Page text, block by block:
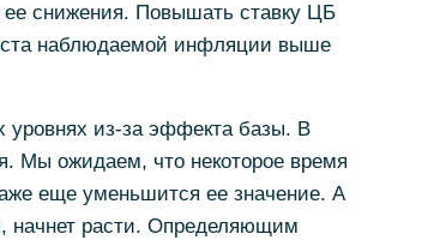
снижения. Повышать ставку ЦБ
наблюдаемой инфляции выше
уровнях из-за эффекта базы. В
Мы ожидаем, что некоторое время
еще уменьшится ее значение. А
начнет расти. Определяющим